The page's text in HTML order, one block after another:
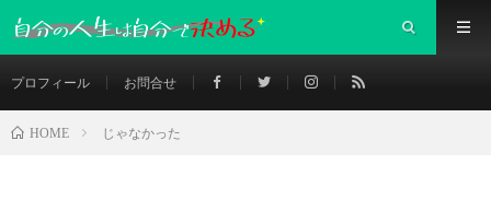
プロフィール お問合せ
HOME じゃなかった